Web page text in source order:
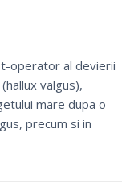
operator al devierii
valgus),
mare dupa o
precum si in